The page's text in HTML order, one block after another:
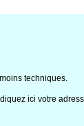
techniques.
ici votre